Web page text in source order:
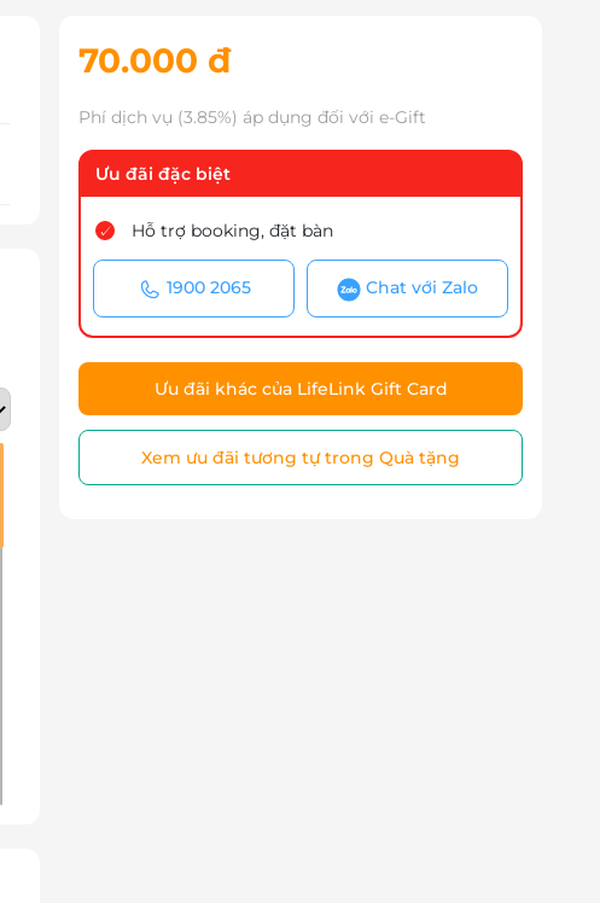
70.000 đ
Phí dịch vụ (3.85%) áp dụng đối với e-Gift
Ưu đãi đặc biệt
Hỗ trợ booking, đặt bàn
1900 2065 Chat với Zalo
Ưu đãi khác của LifeLink Gift Card
Xem ưu đãi tương tự trong Quà tặng